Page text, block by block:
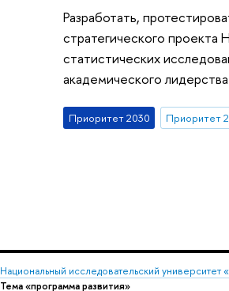
Разработать,
стратегического
статистических
академического
Приоритет 2030 Приоритет
Национальный исследовательский университет
Тема «программа развития»